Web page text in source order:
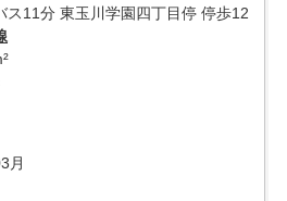
ス11分 東玉川学園四丁目停 停歩12
月